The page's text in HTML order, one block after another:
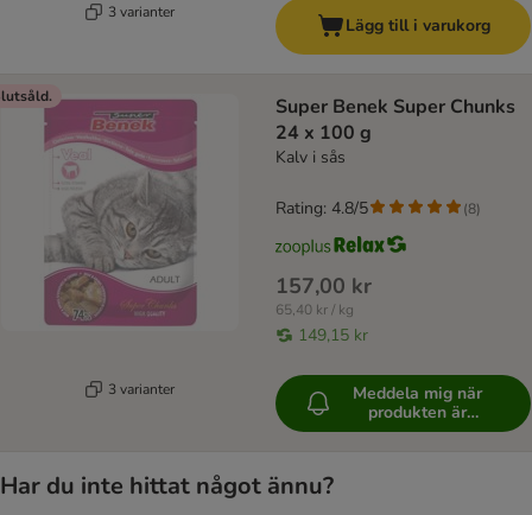
3 varianter
Lägg till i varukorg
3 varianter
Super Benek Super Chunks
24 x 100 g
Kalv i sås
157,00 kr
65,40 kr / kg
149,15 kr
Rating: 4.8/5 (8)
Meddela mig när
produkten är
tillgänglig
Har du inte hittat något ännu?